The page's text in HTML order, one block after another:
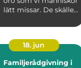
lätt missar. De skäller
18. jun
Familjerådgivning i